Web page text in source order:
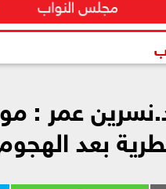
د.نسرين عمر
بعد